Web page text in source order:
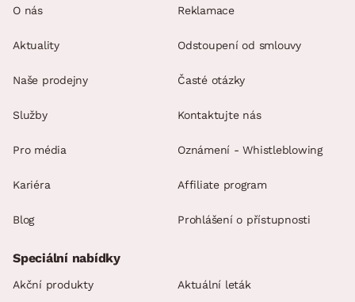
O nás
Aktuality
Naše prodejny
Služby
Pro média
Kariéra
Blog
Reklamace
Odstoupení od smlouvy
Časté otázky
Kontaktujte nás
Oznámení - Whistleblowing
Affiliate program
Prohlášení o přístupnosti
Speciální nabídky
Akční produkty Aktuální leták